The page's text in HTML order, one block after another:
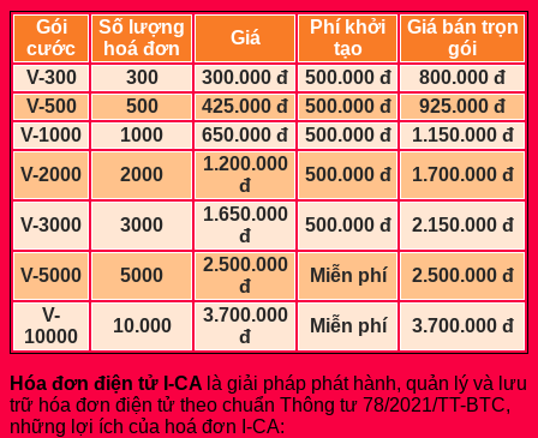
Gói
cước
Số lượng
hoá đơn
Giá
Phí khởi
tạo
Giá bán trọn
gói
V-300
300 300.000 đ 500.000 đ
800.000 đ
V-500
500 425.000 đ 500.000 đ
925.000 đ
V-1000
1000 650.000 đ 500.000 đ
1.150.000 đ
V-2000
2000
1.200.000
đ
500.000 đ 1.700.000 đ
V-3000 3000
1.650.000
đ
500.000 đ 2.150.000 đ
V-5000 5000
2.500.000
đ
Miễn phí
2.500.000 đ
V-
10000
10.000
3.700.000
đ
Miễn phí 3.700.000 đ
Hóa đơn điện tử I-CA là giải pháp phát hành, quản lý và lưu
trữ hóa đơn điện tử theo chuẩn Thông tư 78/2021/TT-BTC,
những lợi ích của hoá đơn I-CA: